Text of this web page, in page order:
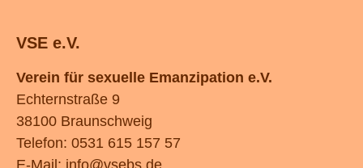
VSE e.V.
Verein für sexuelle Emanzipation e.V.
Echternstraße 9
38100 Braunschweig
Telefon: 0531 615 157 57
E-Mail: info@vsebs.de